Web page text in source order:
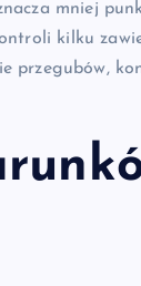
mniej
kilku
przegubów,